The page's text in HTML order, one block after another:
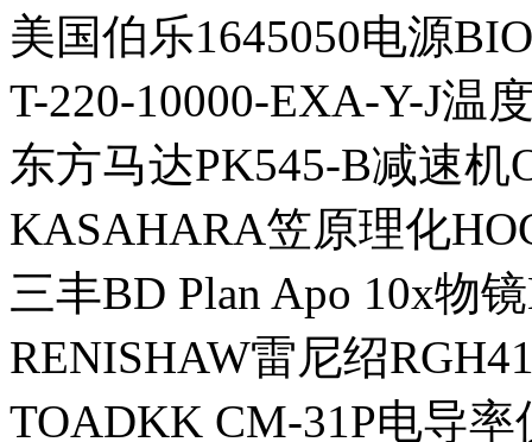
美国伯乐1645050电源
T-220-10000-EXA-Y-J温
东方马达PK545-B减速机
KASAHARA笠原理化
三丰BD Plan Apo 10x物
RENISHAW雷尼绍
TOADKK CM-31P电导率